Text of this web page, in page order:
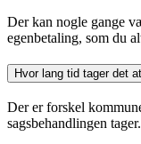
Der kan nogle gange
egenbetaling, som du
Hvor lang tid tager det
Der er forskel
sagsbehandlingen tager.